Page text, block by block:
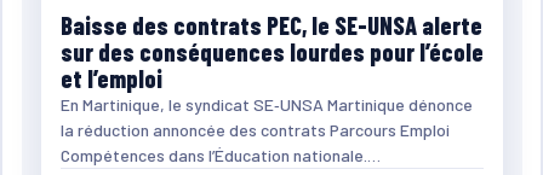
Baisse des contrats PEC, le SE-UNSA alerte
sur des conséquences lourdes pour l’école
et l’emploi
En Martinique, le syndicat SE‑UNSA Martinique dénonce
la réduction annoncée des contrats Parcours Emploi
Compétences dans l’Éducation nationale.…